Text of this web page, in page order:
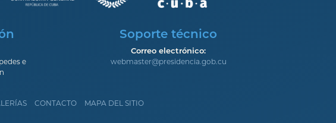
e
Soporte técnico
Correo electrónico:
webmaster@presidencia.gob.cu
CONTACTO MAPA DEL SITIO